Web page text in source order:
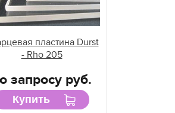
пластина Durst
- Rho 205
запросу руб.
Купить